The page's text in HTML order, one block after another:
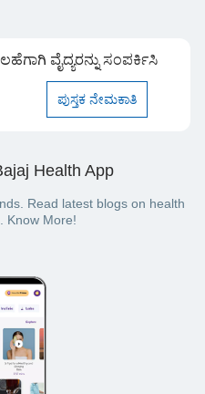
ವೈದ್ಯರನ್ನು ಸಂಪರ್ಕಿಸಿ
ಪುಸ್ತಕ ನೇಮಕಾತಿ
Health App
Read latest blogs on health
Know More!